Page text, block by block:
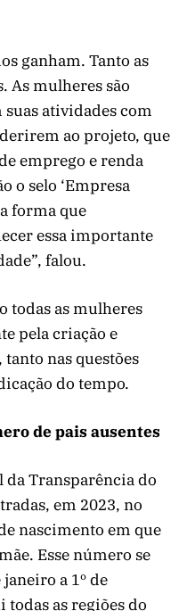
ganham. Tanto as
As mulheres são
atividades com
ao projeto, que
emprego e renda
o selo ‘Empresa
forma que
essa importante
falou.
todas as mulheres
pela criação e
nas questões
do tempo.
de pais ausentes
da Transparência do
em 2023, no
nascimento em que
Esse número se
a 1º de
as regiões do